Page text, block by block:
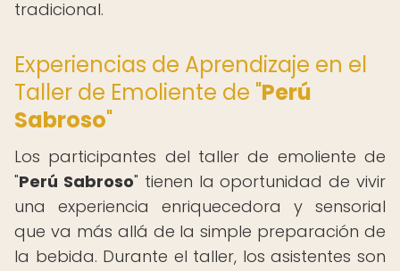
tradicional.
Experiencias de Aprendizaje en el
Taller de Emoliente de "Perú
Sabroso"
Los participantes del taller de emoliente de
"Perú Sabroso" tienen la oportunidad de vivir
una experiencia enriquecedora y sensorial
que va más allá de la simple preparación de
la bebida. Durante el taller, los asistentes son